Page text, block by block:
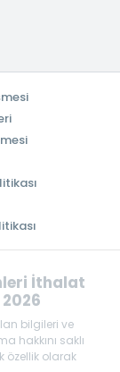
İthalat
bilgileri ve
hakkını saklı
özellik olarak